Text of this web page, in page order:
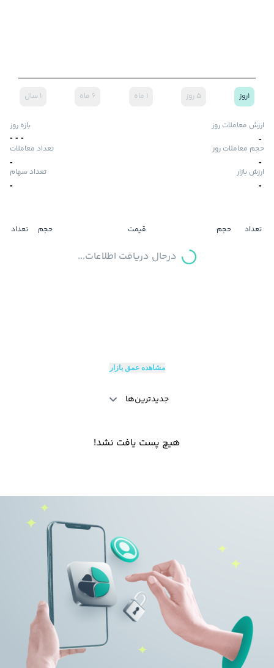
۱روز ۵ روز ۱ ماه ۶ ماه ۱ سال
ارزش معاملات روز
-
بازه روز
-
-
-
حجم معاملات روز
-
تعداد معاملات
-
ارزش بازار
-
تعداد سهام
-
تعداد حجم قیمت حجم تعداد
درحال دریافت اطلاعات...
مشاهده عمق بازار
جدیدترین‌ها
هیچ پست یافت نشد!